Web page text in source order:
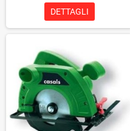
DETTAGLI